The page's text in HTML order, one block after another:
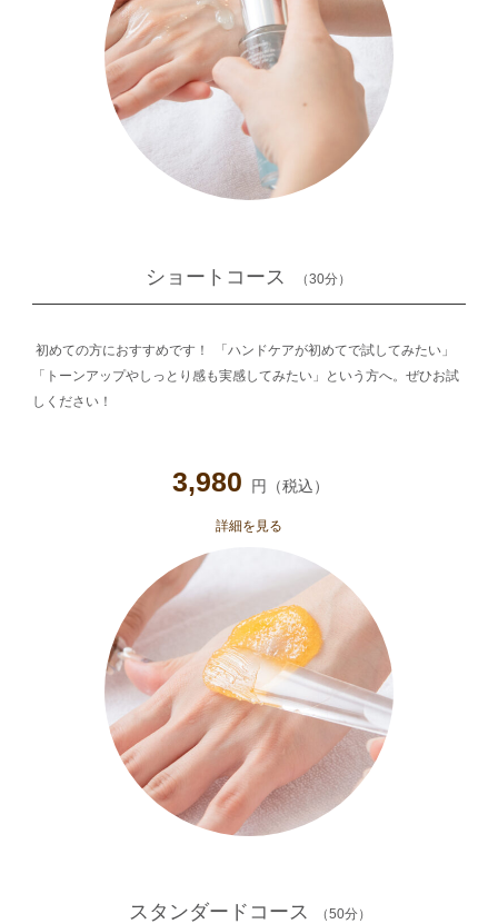
ショートコース （30分）
初めての方におすすめです！
「ハンドケアが初めてで試してみたい」
「トーンアップやしっとり感も実感してみたい」という方へ。ぜひお試
しください！
3,980 円（税込）
詳細を見る
スタンダードコース （50分）